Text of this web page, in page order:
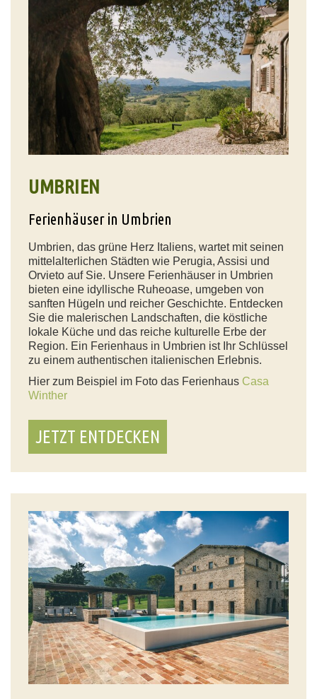
UMBRIEN
Ferienhäuser in Umbrien
Umbrien, das grüne Herz Italiens, wartet mit seinen
mittelalterlichen Städten wie Perugia, Assisi und
Orvieto auf Sie. Unsere Ferienhäuser in Umbrien
bieten eine idyllische Ruheoase, umgeben von
sanften Hügeln und reicher Geschichte. Entdecken
Sie die malerischen Landschaften, die köstliche
lokale Küche und das reiche kulturelle Erbe der
Region. Ein Ferienhaus in Umbrien ist Ihr Schlüssel
zu einem authentischen italienischen Erlebnis.
Hier zum Beispiel im Foto das Ferienhaus Casa
Winther
JETZT ENTDECKEN